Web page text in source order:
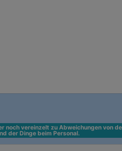
noch vereinzelt zu Abweichungen von
der Dinge beim Personal.